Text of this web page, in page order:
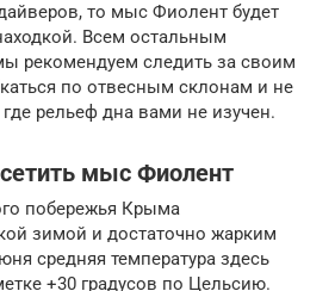
то мыс Фиолент будет
Всем остальным
рекомендуем следить за своим
по отвесным склонам и не
где рельеф дна вами не изучен.
мыс Фиолент
побережья Крыма
зимой и достаточно жарким
средняя температура здесь
+30 градусов по Цельсию.